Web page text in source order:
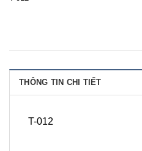
THÔNG TIN CHI TIẾT
T-012